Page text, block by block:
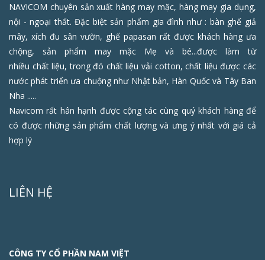
NAVICOM chuyên sản xuất hàng may mặc, hàng may gia dụng,
nội - ngoại thất. Đặc biệt sản phẩm gia đình như : bàn ghế giả
mây, xích đu sân vườn, ghế papasan rất được khách hàng ưa
chộng, sản phẩm may mặc Mẹ và bé...được làm từ
nhiều chất liệu, trong đó chất liệu vải cotton, chất liệu được các
nước phát triển ưa chuộng như Nhật bản, Hàn Quốc và Tây Ban
Nha .....
Navicom rất hân hạnh được cộng tác cùng quý khách hàng để
có được những sản phẩm chất lượng và ưng ý nhất với giá cả
hợp lý
LIÊN HỆ
CÔNG TY CỔ PHẦN NAM VIỆT